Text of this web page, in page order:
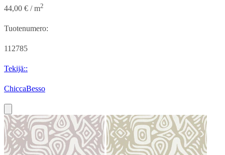
44,00 € / m2
Tuotenumero:
112785
Tekijä::
ChiccaBesso